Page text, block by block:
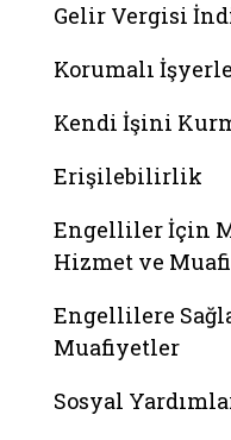
Gelir Vergisi
Korumalı
Kendi İşini
Erişilebilirlik
Engelliler İçin
Hizmet ve
Engellilere
Muafiyetler
Sosyal